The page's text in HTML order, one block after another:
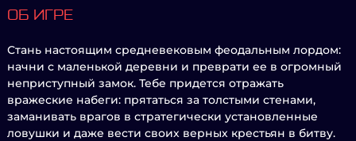
ОБ ИГРЕ
Стань настоящим средневековым феодальным лордом:
начни с маленькой деревни и преврати ее в огромный
неприступный замок. Тебе придется отражать
вражеские набеги: прятаться за толстыми стенами,
заманивать врагов в стратегически установленные
ловушки и даже вести своих верных крестьян в битву.